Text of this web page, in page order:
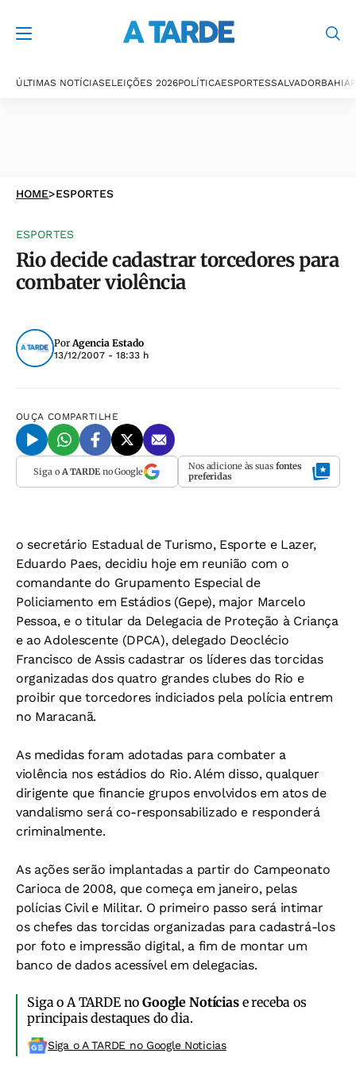
ÚLTIMAS NOTÍCIASELEIÇÕES 2026POLÍTICAESPORTESSALVADORBAHIA
HOME>ESPORTES
ESPORTES
Rio decide cadastrar torcedores para
combater violência
PorAgencia Estado
13/12/2007 - 18:33 h
OUÇA COMPARTILHE
Siga o A TARDEno Google Nos adicione às suas fontes
preferidas
o secretário Estadual de Turismo, Esporte e Lazer,
Eduardo Paes, decidiu hoje em reunião com o
comandante do Grupamento Especial de
Policiamento em Estádios (Gepe), major Marcelo
Pessoa, e o titular da Delegacia de Proteção à Criança
e ao Adolescente (DPCA), delegado Deoclécio
Francisco de Assis cadastrar os líderes das torcidas
organizadas dos quatro grandes clubes do Rio e
proibir que torcedores indiciados pela polícia entrem
no Maracanã.
As medidas foram adotadas para combater a
violência nos estádios do Rio. Além disso, qualquer
dirigente que financie grupos envolvidos em atos de
vandalismo será co-responsabilizado e responderá
criminalmente.
As ações serão implantadas a partir do Campeonato
Carioca de 2008, que começa em janeiro, pelas
polícias Civil e Militar. O primeiro passo será intimar
os chefes das torcidas organizadas para cadastrá-los
por foto e impressão digital, a fim de montar um
banco de dados acessível em delegacias.
Siga o A TARDE noGoogle Notíciase receba os
principais destaques do dia.
Siga o A TARDE no Google Noticias